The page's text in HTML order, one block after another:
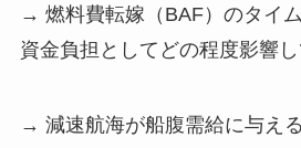
→ 燃料費転嫁（BAF）のタイ
資金負担としてどの程度影響
→ 減速航海が船腹需給に与え